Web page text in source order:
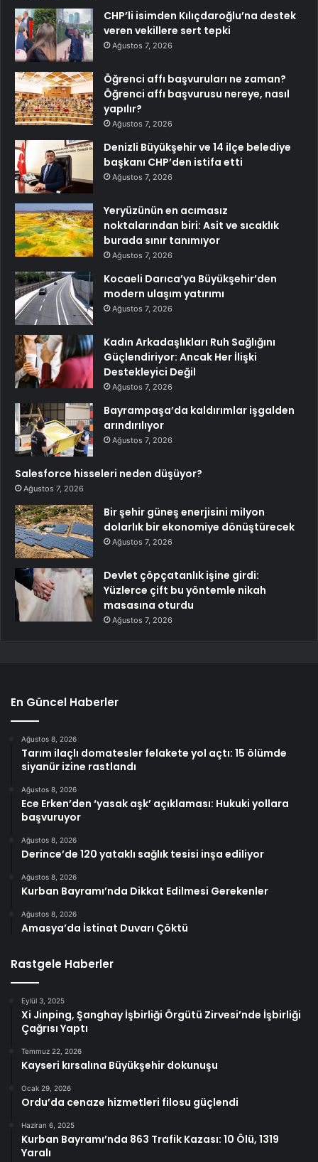
CHP’li isimden Kılıçdaroğlu’na destek
veren vekillere sert tepki
Ağustos 7, 2026
Öğrenci affı başvuruları ne zaman?
Öğrenci affı başvurusu nereye, nasıl
yapılır?
Ağustos 7, 2026
Denizli Büyükşehir ve 14 ilçe belediye
başkanı CHP’den istifa etti
Ağustos 7, 2026
Yeryüzünün en acımasız
noktalarından biri: Asit ve sıcaklık
burada sınır tanımıyor
Ağustos 7, 2026
Kocaeli Darıca’ya Büyükşehir’den
modern ulaşım yatırımı
Ağustos 7, 2026
Kadın Arkadaşlıkları Ruh Sağlığını
Güçlendiriyor: Ancak Her İlişki
Destekleyici Değil
Ağustos 7, 2026
Bayrampaşa’da kaldırımlar işgalden
arındırılıyor
Ağustos 7, 2026
Salesforce hisseleri neden düşüyor?
Ağustos 7, 2026
Bir şehir güneş enerjisini milyon
dolarlık bir ekonomiye dönüştürecek
Ağustos 7, 2026
Devlet çöpçatanlık işine girdi:
Yüzlerce çift bu yöntemle nikah
masasına oturdu
Ağustos 7, 2026
En Güncel Haberler
Ağustos 8, 2026
Tarım ilaçlı domatesler felakete yol açtı: 15 ölümde
siyanür izine rastlandı
Ağustos 8, 2026
Ece Erken’den ‘yasak aşk’ açıklaması: Hukuki yollara
başvuruyor
Ağustos 8, 2026
Derince’de 120 yataklı sağlık tesisi inşa ediliyor
Ağustos 8, 2026
Kurban Bayramı’nda Dikkat Edilmesi Gerekenler
Ağustos 8, 2026
Amasya’da İstinat Duvarı Çöktü
Rastgele Haberler
Eylül 3, 2025
Xi Jinping, Şanghay İşbirliği Örgütü Zirvesi’nde İşbirliği
Çağrısı Yaptı
Temmuz 22, 2026
Kayseri kırsalına Büyükşehir dokunuşu
Ocak 29, 2026
Ordu’da cenaze hizmetleri filosu güçlendi
Haziran 6, 2025
Kurban Bayramı’nda 863 Trafik Kazası: 10 Ölü, 1319
Yaralı